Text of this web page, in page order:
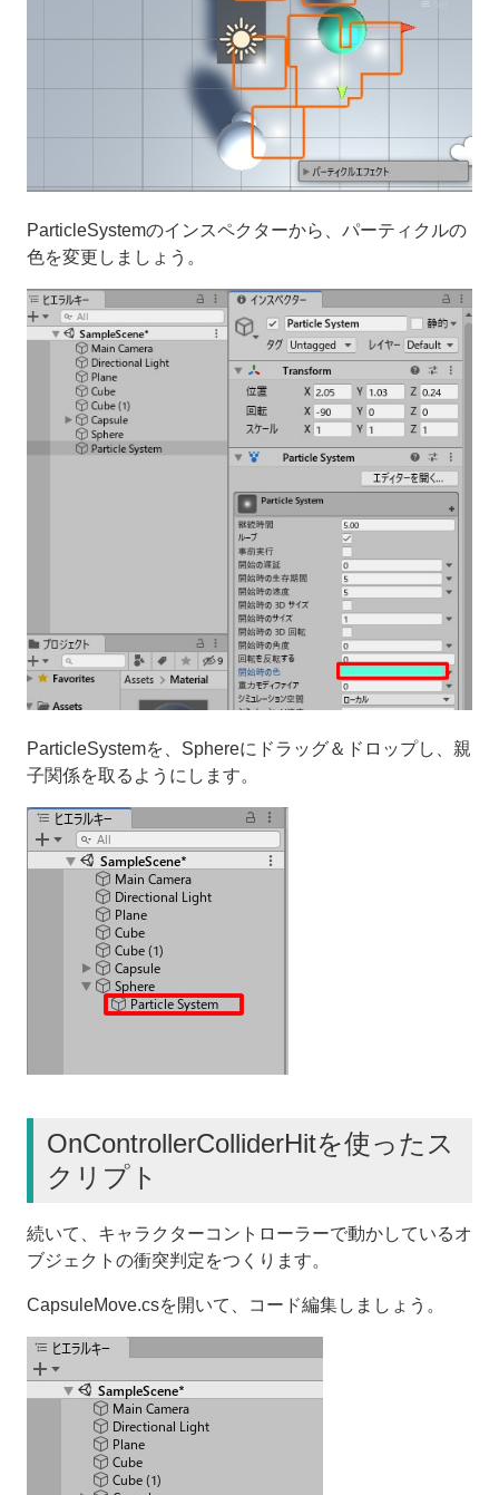
ParticleSystemのインスペクターから、パーティクルの
色を変更しましょう。
ParticleSystemを、Sphereにドラッグ＆ドロップし、親
子関係を取るようにします。
OnControllerColliderHitを使ったス
クリプト
続いて、キャラクターコントローラーで動かしているオ
ブジェクトの衝突判定をつくります。
CapsuleMove.csを開いて、コード編集しましょう。